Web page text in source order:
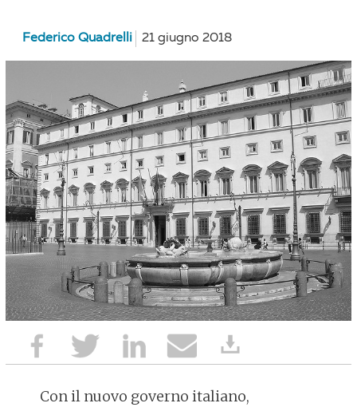
Federico Quadrelli 21 giugno 2018
Con il nuovo governo italiano,